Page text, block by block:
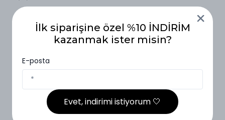
Vade Farksız 3 Taksit
Ürün Açıklaması
Beden Tablosu (S-M/M-L)
İlk siparişine özel %10 İNDİRİM
kazanmak ister misin?
E-posta
Evet, indirimi istiyorum 🤍